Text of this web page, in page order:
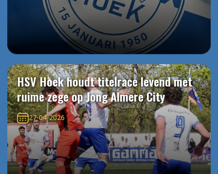
HSV Hoek houdt titelrace levend met
ruime zege op Jong Almere City
27-04-2026